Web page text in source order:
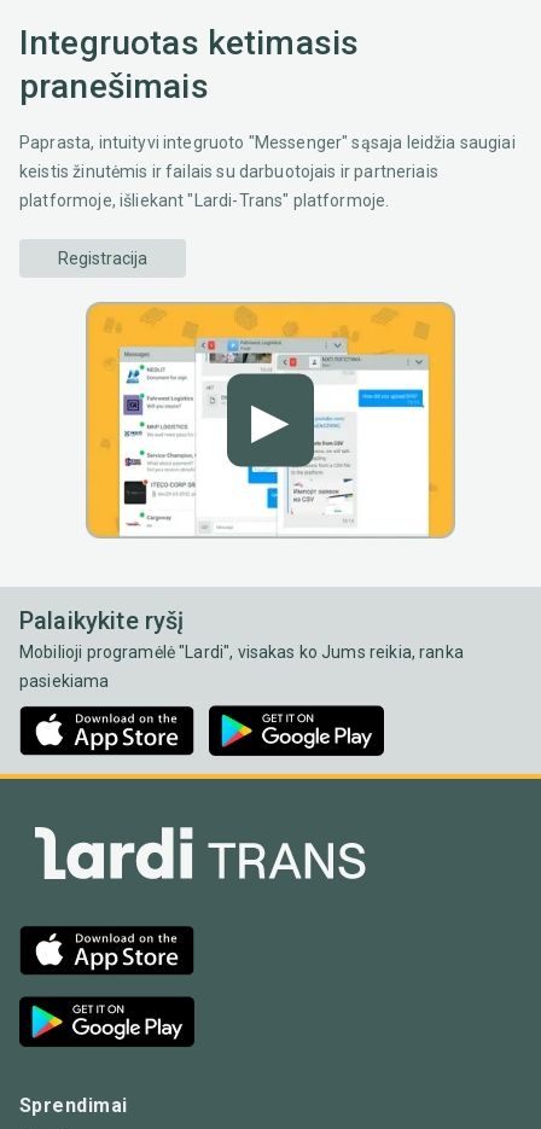
▶
Integruotas ketimasis
pranešimais
Paprasta, intuityvi integruoto "Messenger" sąsaja leidžia saugiai
keistis žinutėmis ir failais su darbuotojais ir partneriais
platformoje, išliekant "Lardi-Trans" platformoje.
Registracija
Palaikykite ryšį
Mobilioji programėlė "Lardi", visakas ko Jums reikia, ranka
pasiekiama
Sprendimai